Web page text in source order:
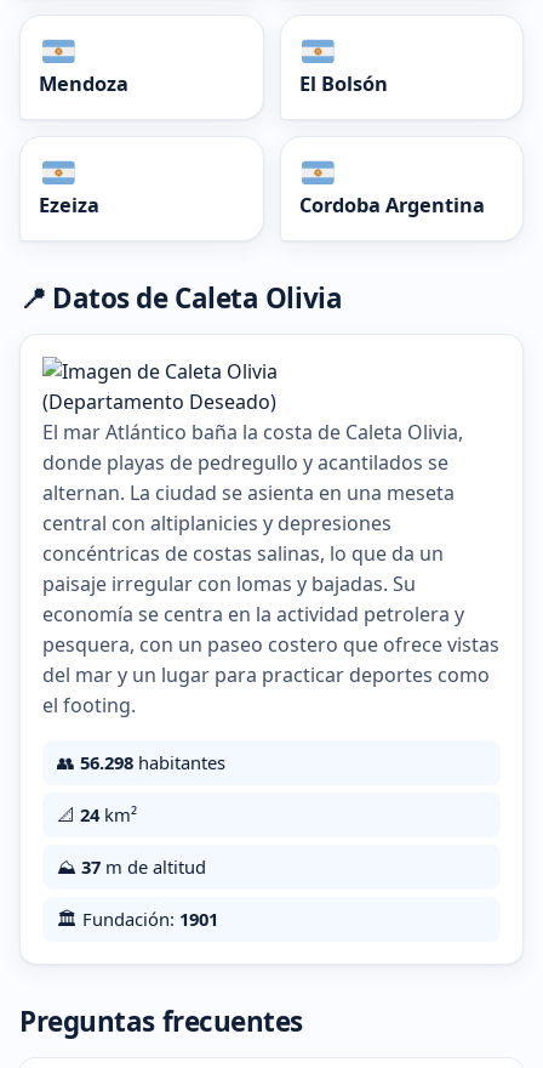
Mendoza El Bolsón
Ezeiza Cordoba Argentina
📍 Datos de Caleta Olivia
El mar Atlántico baña la costa de Caleta Olivia,
donde playas de pedregullo y acantilados se
alternan. La ciudad se asienta en una meseta
central con altiplanicies y depresiones
concéntricas de costas salinas, lo que da un
paisaje irregular con lomas y bajadas. Su
economía se centra en la actividad petrolera y
pesquera, con un paseo costero que ofrece vistas
del mar y un lugar para practicar deportes como
el footing.
👥 56.298 habitantes
📐 24km²
⛰️ 37 m de altitud
🏛️ Fundación: 1901
Preguntas frecuentes